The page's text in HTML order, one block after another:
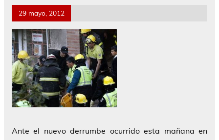
29 mayo, 2012
Ante el nuevo derrumbe ocurrido esta mañana en